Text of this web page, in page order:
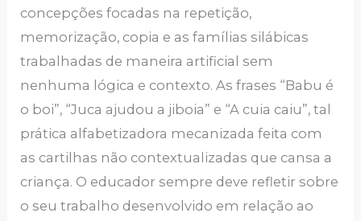
concepções focadas na repetição,
memorização, copia e as famílias silábicas
trabalhadas de maneira artificial sem
nenhuma lógica e contexto. As frases “Babu é
o boi”, “Juca ajudou a jiboia” e “A cuia caiu”, tal
prática alfabetizadora mecanizada feita com
as cartilhas não contextualizadas que cansa a
criança. O educador sempre deve refletir sobre
o seu trabalho desenvolvido em relação ao